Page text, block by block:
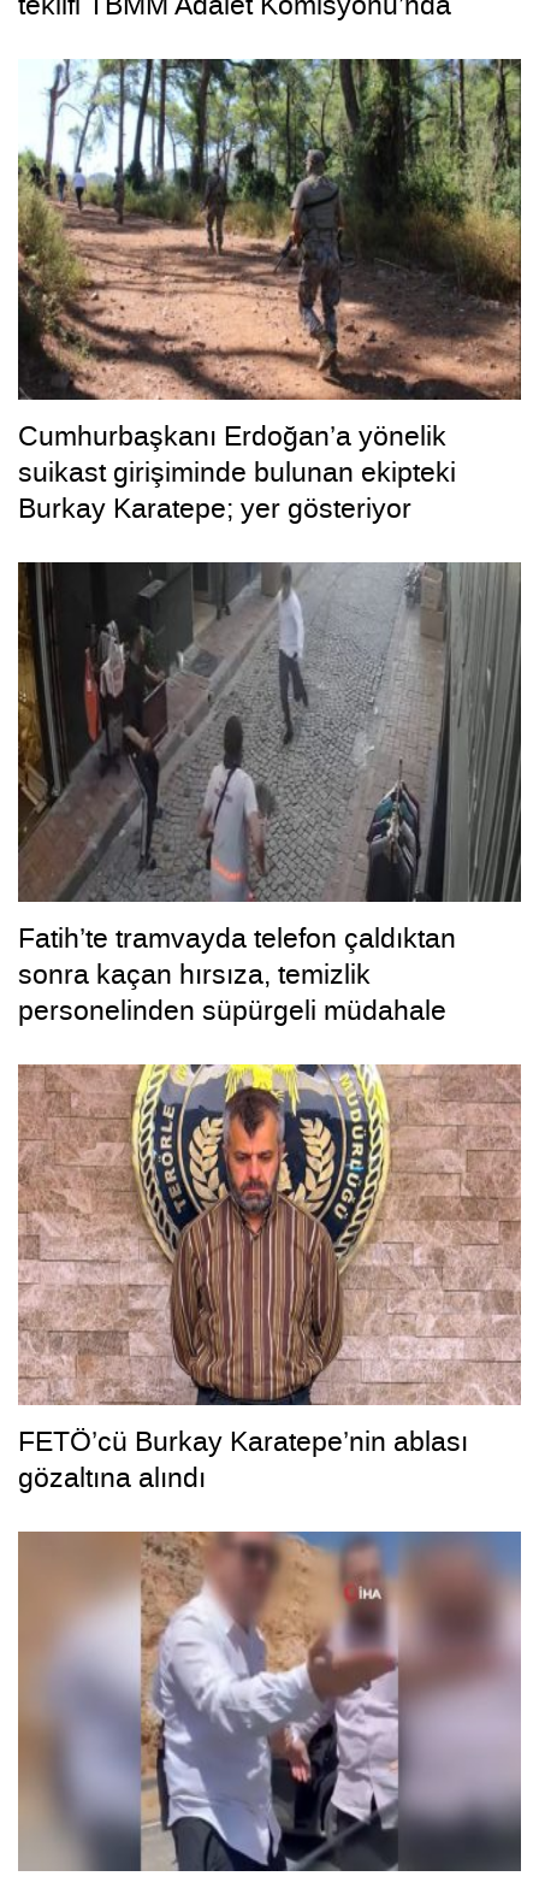
Cumhurbaşkanı Erdoğan’a yönelik
suikast girişiminde bulunan ekipteki
Burkay Karatepe; yer gösteriyor
Fatih’te tramvayda telefon çaldıktan
sonra kaçan hırsıza, temizlik
personelinden süpürgeli müdahale
FETÖ’cü Burkay Karatepe’nin ablası
gözaltına alındı